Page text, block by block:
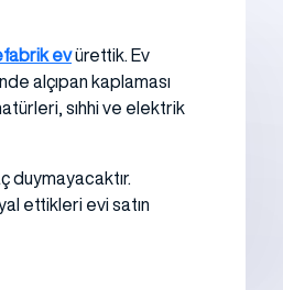
evürettik. Ev
alçıpan kaplaması
sıhhi ve elektrik
duymayacaktır.
ettikleri evi satın